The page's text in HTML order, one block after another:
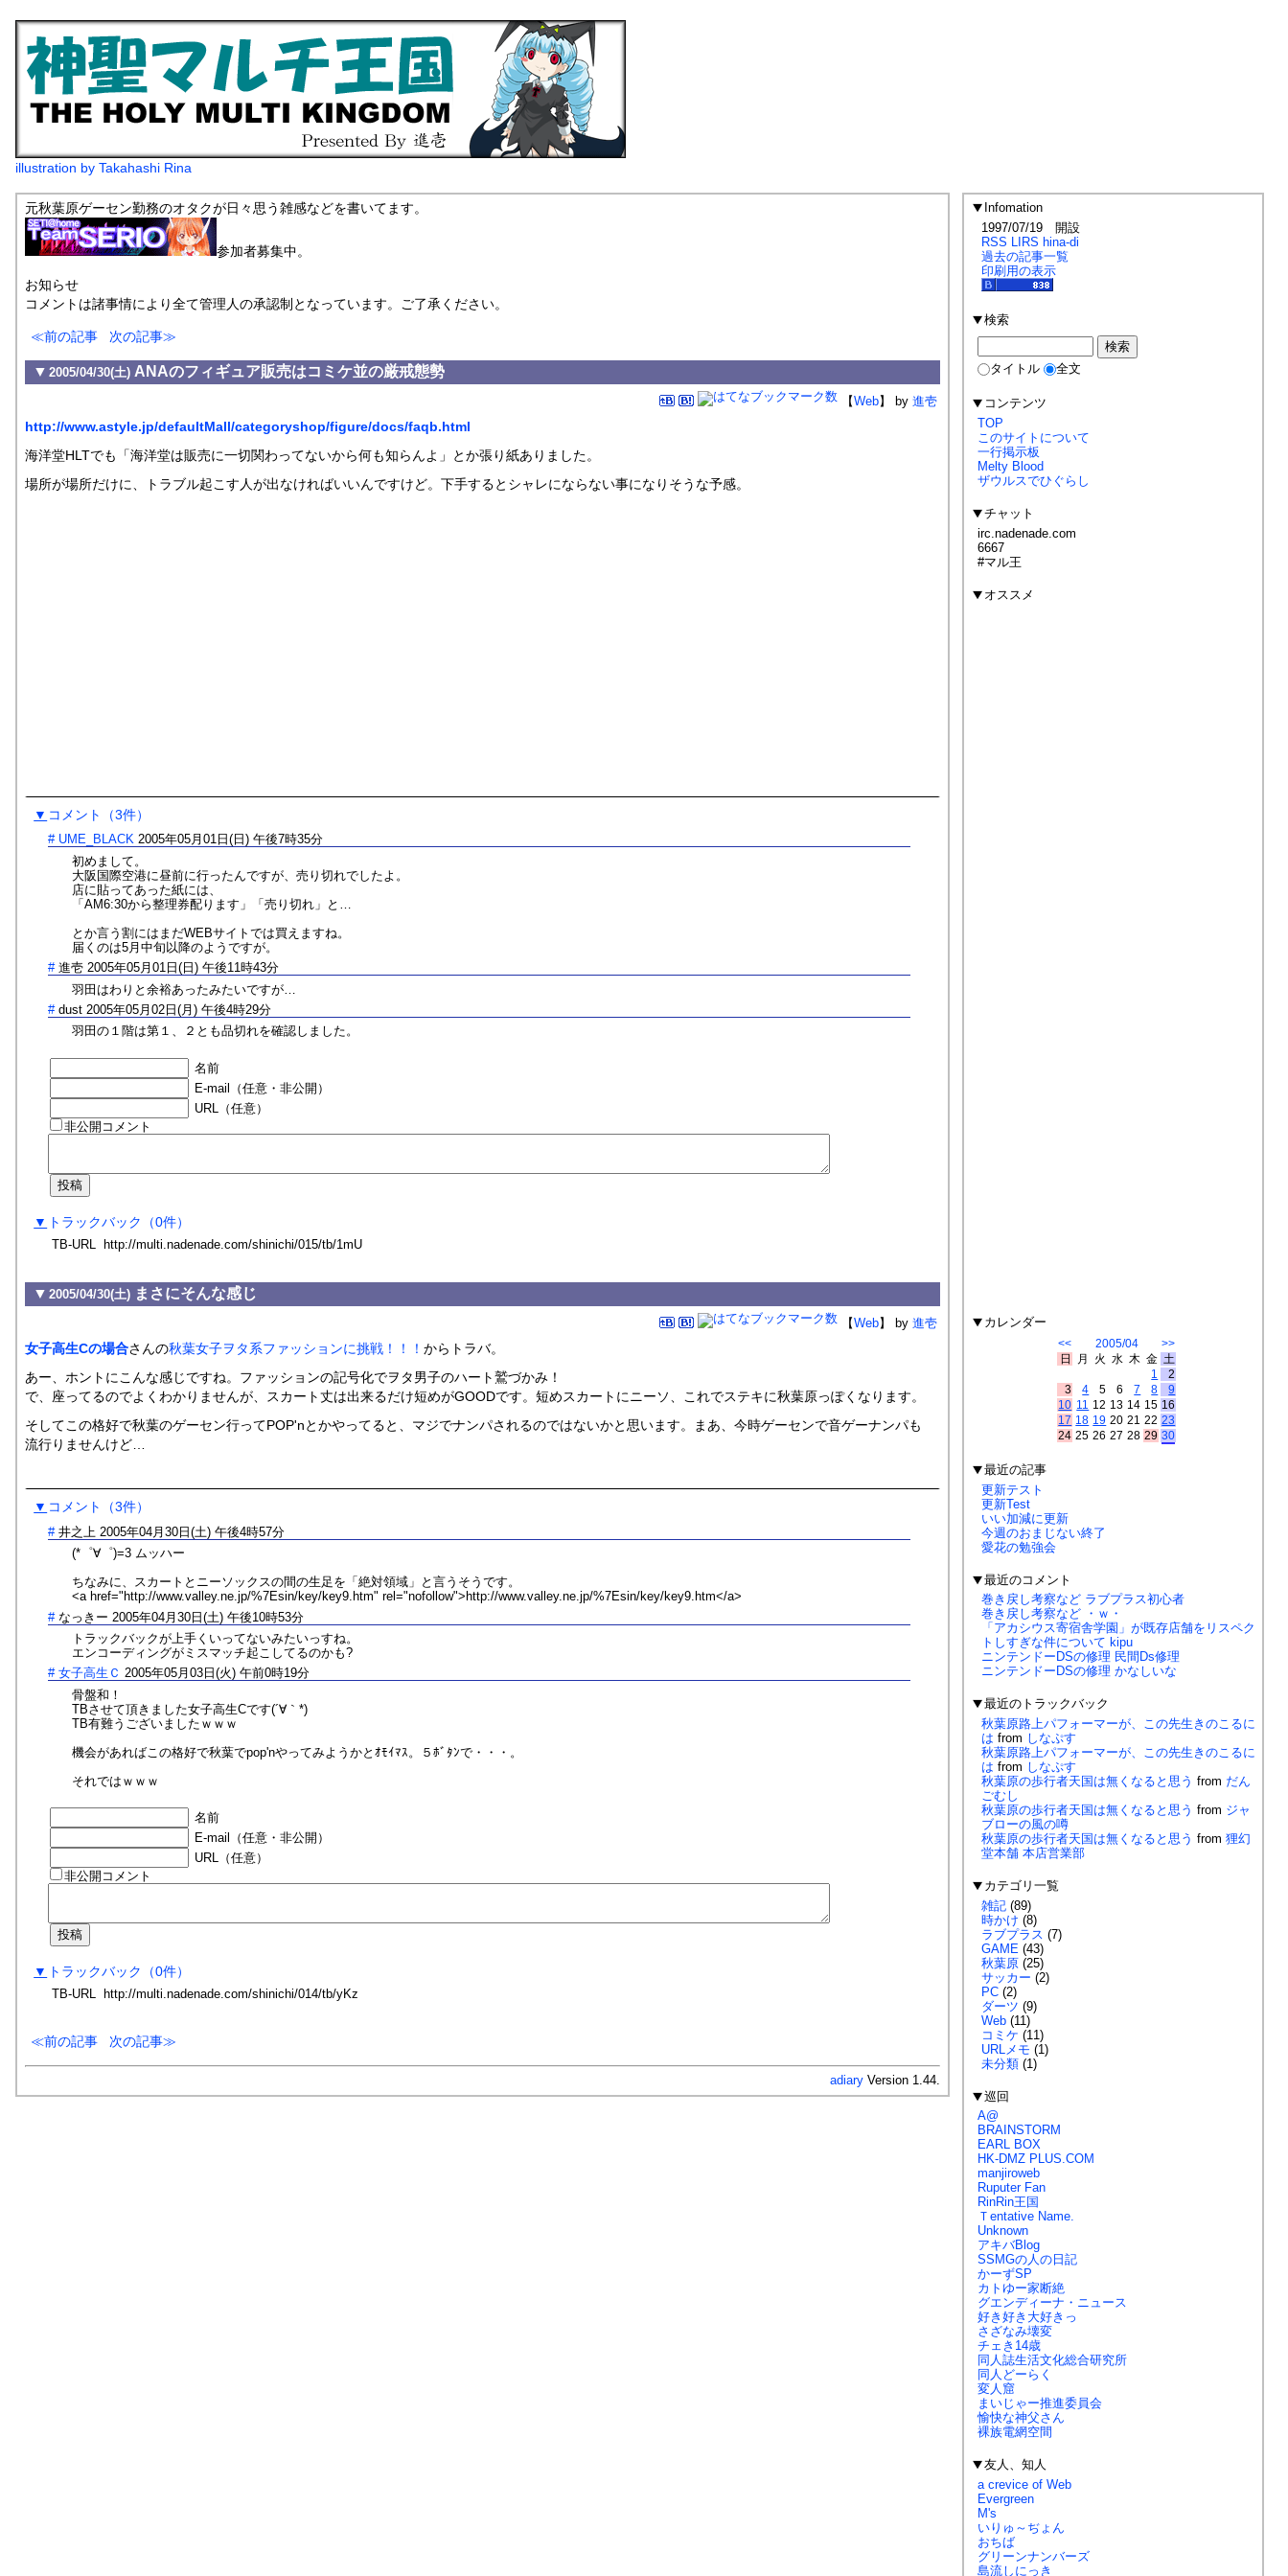
illustration by Takahashi Rina
元秋葉原ゲーセン勤務のオタクが日々思う雑感などを書いてます。
参加者募集中。
お知らせ
コメントは諸事情により全て管理人の承認制となっています。ご了承ください。
前の記事 次の記事
▼ 2005/04/30(土) ANAのフィギュア販売はコミケ並の厳戒態勢
【Web】 進壱
http://www.astyle.jp/defaultMall/categoryshop/figure/docs/faqb.html
海洋堂HLTでも「海洋堂は販売に一切関わってないから何も知らんよ」とか張り紙ありました。
場所が場所だけに、トラブル起こす人が出なければいいんですけど。下手するとシャレにならない事になりそうな予感。
▼ コメント （3件）
# UME_BLACK 2005年05月01日(日) 午後7時35分
初めまして。
大阪国際空港に昼前に行ったんですが、売り切れでしたよ。
店に貼ってあった紙には、
「AM6:30から整理券配ります」「売り切れ」と…
とか言う割にはまだWEBサイトでは買えますね。
届くのは5月中旬以降のようですが。
# 進壱 2005年05月01日(日) 午後11時43分
羽田はわりと余裕あったみたいですが…
# dust 2005年05月02日(月) 午後4時29分
羽田の１階は第１、２とも品切れを確認しました。
名前
E-mail（任意・非公開）
URL（任意）
非公開コメント
▼ トラックバック （0件）
TB-URL http://multi.nadenade.com/shinichi/015/tb/1mU
▼ 2005/04/30(土) まさにそんな感じ
【Web】 進壱
女子高生Cの場合さんの秋葉女子ヲタ系ファッションに挑戦！！！ からトラバ。
あー、ホントにこんな感じですね。ファッションの記号化でヲタ男子のハート鷲づかみ！
で、座ってるのでよくわかりませんが、スカート丈は出来るだけ短めがGOODです。短めスカートにニーソ、これでステキに秋葉原っぽくなります。
そしてこの格好で秋葉のゲーセン行ってPOP'nとかやってると、マジでナンパされるのではないかと思います。まあ、今時ゲーセンで音ゲーナンパも
流行りませんけど…
▼ コメント （3件）
# 井之上 2005年04月30日(土) 午後4時57分
(*゜∀゜)=3 ムッハー
ちなみに、スカートとニーソックスの間の生足を「絶対領域」と言うそうです。
<a href="http://www.valley.ne.jp/%7Esin/key/key9.htm" rel="nofollow">http://www.valley.ne.jp/%7Esin/key/key9.htm</a>
# なっきー 2005年04月30日(土) 午後10時53分
トラックバックが上手くいってないみたいっすね。
エンコーディングがミスマッチ起こしてるのかも?
# 女子高生Ｃ 2005年05月03日(火) 午前0時19分
骨盤和！
TBさせて頂きました女子高生Cです(´∀｀*)
TB有難うございましたｗｗｗ
機会があればこの格好で秋葉でpop'nやってみようかとｵﾓｲﾏｽ。５ﾎﾞﾀﾝで・・・。
それではｗｗｗ
名前
E-mail（任意・非公開）
URL（任意）
非公開コメント
▼ トラックバック （0件）
TB-URL http://multi.nadenade.com/shinichi/014/tb/yKz
前の記事 次の記事
adiaryVersion 1.44.
Infomation
1997/07/19 開設
RSS LIRS hina-di
過去の記事一覧
印刷用の表示
検索
タイトル 全文
コンテンツ
TOP
このサイトについて
一行掲示板
Melty Blood
ザウルスでひぐらし
チャット
irc.nadenade.com
6667
#マル王
オススメ
カレンダー
<< 2005/04
>>
日
月 火 水 木 金 土
1
2
3
4 5 6 7 8
9
10 11 12 13 14 15 16
17 18 19 20 21 22 23
24 25 26 27 28 29 30
最近の記事
更新テスト
更新Test
いい加減に更新
今週のおまじない終了
愛花の勉強会
最近のコメント
巻き戻し考察など ラブプラス初心者
巻き戻し考察など ・ｗ・
「アカシウス寄宿舎学園」が既存店舗をリスペク
トしすぎな件について kipu
ニンテンドーDSの修理 民間Ds修理
ニンテンドーDSの修理 かなしいな
最近のトラックバック
秋葉原路上パフォーマーが、この先生きのこるに
は from しなぷす
秋葉原路上パフォーマーが、この先生きのこるに
は from しなぷす
秋葉原の歩行者天国は無くなると思う from だん
ごむし
秋葉原の歩行者天国は無くなると思う from ジャ
ブローの風の噂
秋葉原の歩行者天国は無くなると思う from 狸幻
堂本舗 本店営業部
カテゴリ一覧
雑記 (89)
時かけ (8)
ラブプラス (7)
GAME (43)
秋葉原 (25)
サッカー (2)
PC (2)
ダーツ (9)
Web (11)
コミケ (11)
URLメモ (1)
未分類 (1)
巡回
A@
BRAINSTORM
EARL BOX
HK-DMZ PLUS.COM
manjiroweb
Ruputer Fan
RinRin王国
Ｔentative Name.
Unknown
アキバBlog
SSMGの人の日記
かーずSP
カトゆー家断絶
グエンディーナ・ニュース
好き好き大好きっ
さざなみ壊変
チェき14歳
同人誌生活文化総合研究所
同人どーらく
変人窟
まいじゃー推進委員会
愉快な神父さん
裸族電網空間
友人、知人
a crevice of Web
Evergreen
M's
いりゅ～ぢょん
おちば
グリーンナンバーズ
島流しにっき